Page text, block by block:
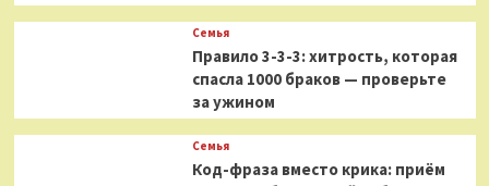
Семья
Правило 3-3-3: хитрость, которая
спасла 1000 браков — проверьте
за ужином
Семья
Код-фраза вместо крика: приём